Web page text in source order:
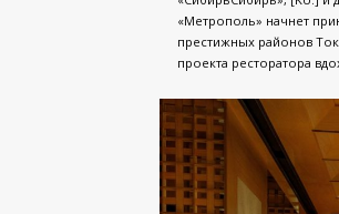
«Метрополь» начнет
престижных районов
проекта ресторатора